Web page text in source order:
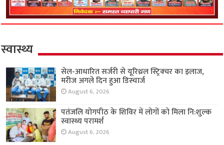
स्वास्थ्य
सेल-आधारित सर्जरी से यूरिथ्रल स्ट्रिक्चर का इलाज,
मरीज अगले दिन हुआ डिस्चार्ज
August 6, 2026
पतंजलि योगपीठ के शिविर में लोगों को मिला नि:शुल्क
स्वास्थ्य परामर्श
August 6, 2026